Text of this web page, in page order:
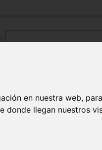
en nuestra web,
donde llegan nuestros